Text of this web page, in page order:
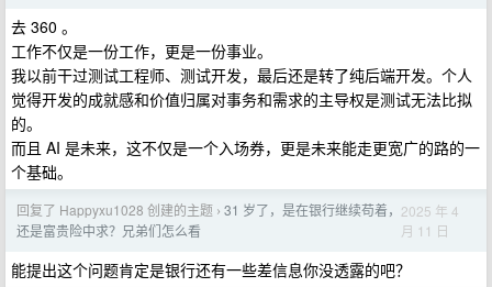
去 360 。
工作不仅是一份工作，更是一份事业。
我以前干过测试工程师、测试开发，最后还是转了纯后端开发。个人
觉得开发的成就感和价值归属对事务和需求的主导权是测试无法比拟
的。
而且 AI 是未来，这不仅是一个入场券，更是未来能走更宽广的路的一
个基础。
回复了 Happyxu1028 创建的主题 › 31 岁了，是在银行继续苟着，
还是富贵险中求？兄弟们怎么看
2025 年 4
月 11 日
能提出这个问题肯定是银行还有一些差信息你没透露的吧？